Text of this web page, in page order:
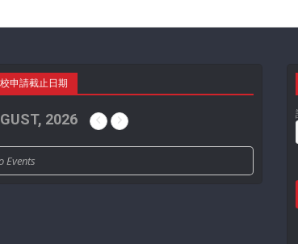
申請截止日期
2026
Events